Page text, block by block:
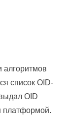
алгоритмов
список OID-
OID
платформой.